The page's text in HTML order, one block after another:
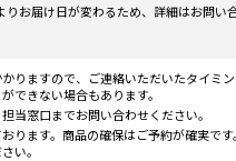
りお届け日が変わるため、詳細はお問い
りますので、ご連絡いただいたタイミ
できない場合もあります。
当窓口までお問い合わせください。
ります。商品の確保はご予約が確実で
い。